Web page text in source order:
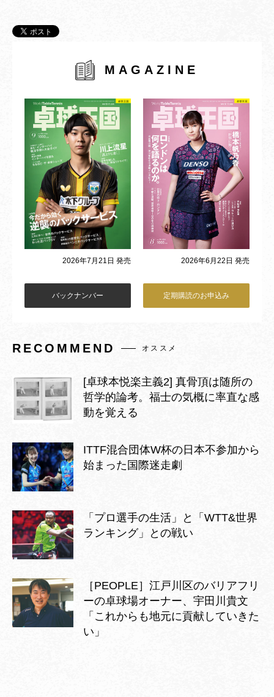
MAGAZINE
2026年7月21日 発売 2026年6月22日 発売
バックナンバー 定期購読のお申込み
RECOMMEND オススメ
[卓球本悦楽主義2] 真骨頂は随所の
哲学的論考。福士の気概に率直な感
動を覚える
ITTF混合団体W杯の日本不参加から
始まった国際迷走劇
「プロ選手の生活」と「WTT&世界
ランキング」との戦い
［PEOPLE］江戸川区のバリアフリ
ーの卓球場オーナー、宇田川貴文
「これからも地元に貢献していきた
い」